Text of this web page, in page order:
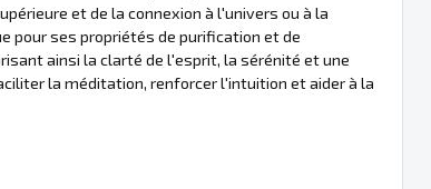
et de la connexion à l'univers ou à la
pour ses propriétés de purification et de
ainsi la clarté de l'esprit, la sérénité et une
la méditation, renforcer l'intuition et aider à la